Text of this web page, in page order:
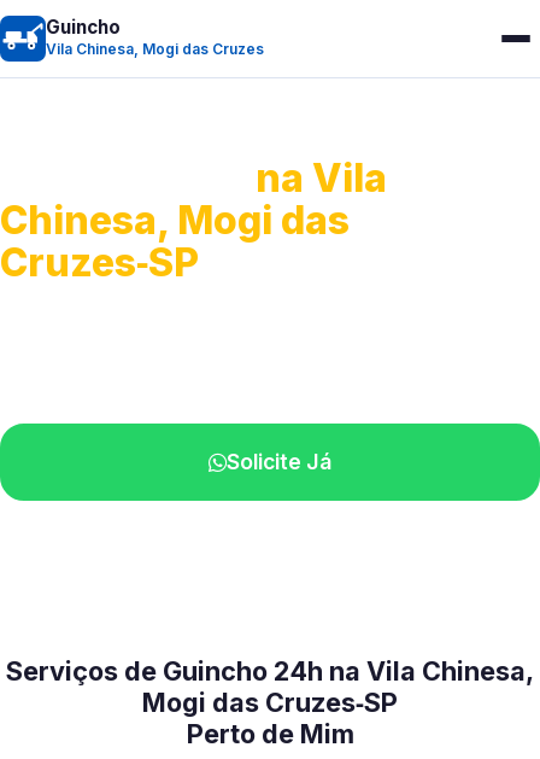
Guincho
Vila Chinesa, Mogi das Cruzes
na Vila
Chinesa, Mogi das
Cruzes‑SP
Solicite Já
Serviços de Guincho 24h na Vila Chinesa,
Mogi das Cruzes‑SP
Perto de Mim